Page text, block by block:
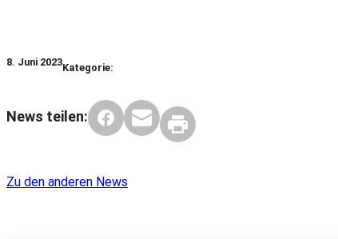
8. Juni 2023Kategorie:
News teilen:
Zu den anderen News